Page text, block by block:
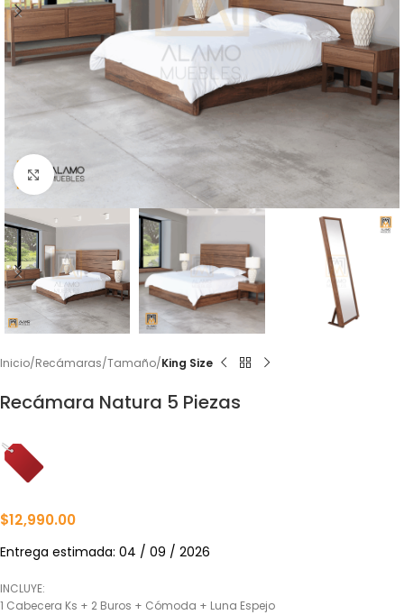
Click to enlarge
Inicio Recámaras Tamaño King Size
Recámara Natura 5 Piezas
$12,990.00
Entrega estimada: 04 / 09 / 2026
INCLUYE:
1 Cabecera Ks + 2 Buros + Cómoda + Luna Espejo